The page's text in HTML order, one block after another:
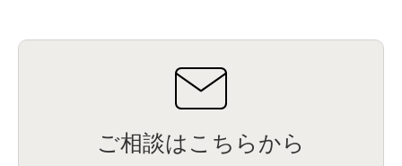
ご相談はこちらから